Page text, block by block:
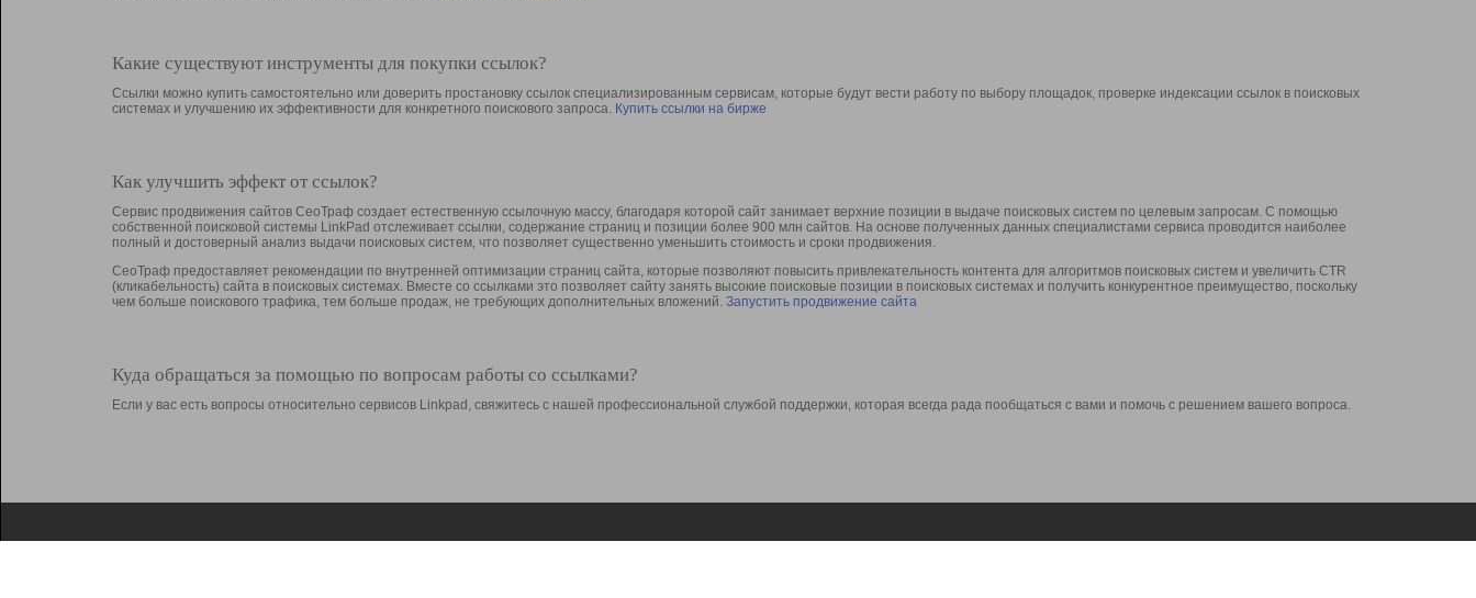
Какие существуют инструменты для покупки ссылок?
Ссылки можно купить самостоятельно или доверить простановку ссылок специализированным сервисам, которые будут вести работу по выбору площадок, проверке индексации ссылок в поисковых
системах и улучшению их эффективности для конкретного поискового запроса. Купить ссылки на бирже
Как улучшить эффект от ссылок?
Сервис продвижения сайтов СеоТраф создает естественную ссылочную массу, благодаря которой сайт занимает верхние позиции в выдаче поисковых систем по целевым запросам. С помощью
собственной поисковой системы LinkPad отслеживает ссылки, содержание страниц и позиции более 900 млн сайтов. На основе полученных данных специалистами сервиса проводится наиболее
полный и достоверный анализ выдачи поисковых систем, что позволяет существенно уменьшить стоимость и сроки продвижения.
СеоТраф предоставляет рекомендации по внутренней оптимизации страниц сайта, которые позволяют повысить привлекательность контента для алгоритмов поисковых систем и увеличить CTR
(кликабельность) сайта в поисковых системах. Вместе со ссылками это позволяет сайту занять высокие поисковые позиции в поисковых системах и получить конкурентное преимущество, поскольку
чем больше поискового трафика, тем больше продаж, не требующих дополнительных вложений. Запустить продвижение сайта
Куда обращаться за помощью по вопросам работы со ссылками?
Если у вас есть вопросы относительно сервисов Linkpad, свяжитесь с нашей профессиональной службой поддержки, которая всегда рада пообщаться с вами и помочь с решением вашего вопроса.